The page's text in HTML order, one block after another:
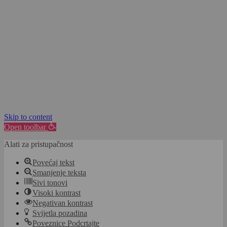
Skip to content
Open toolbar
Alati za pristupačnost
Povećaj tekst
Smanjenje teksta
Sivi tonovi
Visoki kontrast
Negativan kontrast
Svijetla pozadina
Poveznice Podcrtajte